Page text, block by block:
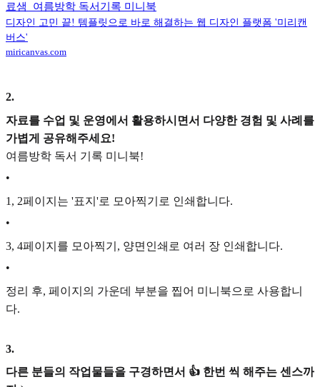
료샘_여름방학 독서기록 미니북
디자인 고민 끝! 템플릿으로 바로 해결하는 웹 디자인 플랫폼 '미리캔
버스'
miricanvas.com
2.
자료를 수업 및 운영에서 활용하시면서 다양한 경험 및 사례를
가볍게 공유해주세요!
여름방학 독서 기록 미니북!
•
1, 2페이지는 '표지'로 모아찍기로 인쇄합니다.
•
3, 4페이지를 모아찍기, 양면인쇄로 여러 장 인쇄합니다.
•
정리 후, 페이지의 가운데 부분을 찝어 미니북으로 사용합니
다.
3.
다른 분들의 작업물들을 구경하면서 👍 한번 씩 해주는 센스까